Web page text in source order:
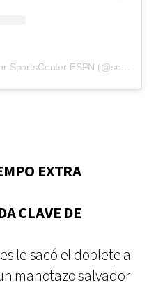
Una publicación compartida por SportsCenter ESPN (@scespn)
EXTRA
CLAVE DE
le sacó el doblete a
manotazo salvador